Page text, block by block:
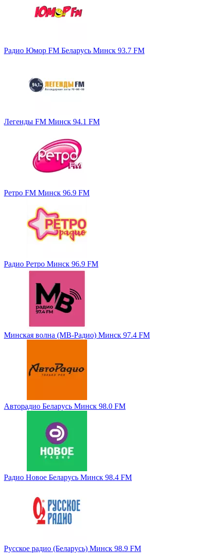
Радио Юмор FM Беларусь Минск 93.7 FM
Легенды FM Минск 94.1 FM
Ретро FM Минск 96.9 FM
Радио Ретро Минск 96.9 FM
Минская волна (МВ-Радио) Минск 97.4 FM
Авторадио Беларусь Минск 98.0 FM
Радио Новое Беларусь Минск 98.4 FM
Русское радио (Беларусь) Минск 98.9 FM